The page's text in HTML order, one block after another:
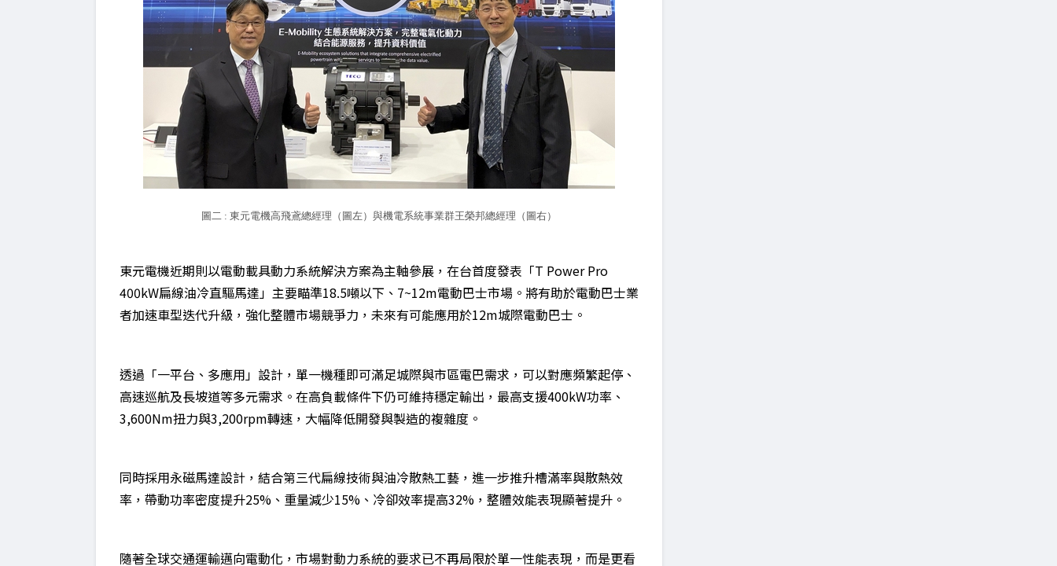
圖二 : 東元電機高飛鳶總經理（圖左）與機電系統事業群王榮邦總經理（圖右）
東元電機近期則以電動載具動力系統解決方案為主軸參展，在台首度發表「T Power Pro
400kW扁線油冷直驅馬達」主要瞄準18.5噸以下、7~12m電動巴士市場。將有助於電動巴士業
者加速車型迭代升級，強化整體市場競爭力，未來有可能應用於12m城際電動巴士。
透過「一平台、多應用」設計，單一機種即可滿足城際與市區電巴需求，可以對應頻繁起停、
高速巡航及長坡道等多元需求。在高負載條件下仍可維持穩定輸出，最高支援400kW功率、
3,600Nm扭力與3,200rpm轉速，大幅降低開發與製造的複雜度。
同時採用永磁馬達設計，結合第三代扁線技術與油冷散熱工藝，進一步推升槽滿率與散熱效
率，帶動功率密度提升25%、重量減少15%、冷卻效率提高32%，整體效能表現顯著提升。
隨著全球交通運輸邁向電動化，市場對動力系統的要求已不再局限於單一性能表現，而是更看